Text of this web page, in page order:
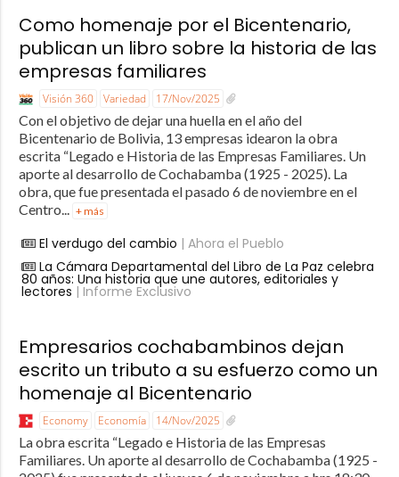
Como homenaje por el Bicentenario,
publican un libro sobre la historia de las
empresas familiares
Visión 360 Variedad 17/Nov/2025
Con el objetivo de dejar una huella en el año del
Bicentenario de Bolivia, 13 empresas idearon la obra
escrita “Legado e Historia de las Empresas Familiares. Un
aporte al desarrollo de Cochabamba (1925 - 2025). La
obra, que fue presentada el pasado 6 de noviembre en el
Centro... + más
El verdugo del cambio | Ahora el Pueblo
La Cámara Departamental del Libro de La Paz celebra
80 años: Una historia que une autores, editoriales y
lectores | Informe Exclusivo
Empresarios cochabambinos dejan
escrito un tributo a su esfuerzo como un
homenaje al Bicentenario
Economy Economía 14/Nov/2025
La obra escrita “Legado e Historia de las Empresas
Familiares. Un aporte al desarrollo de Cochabamba (1925 -